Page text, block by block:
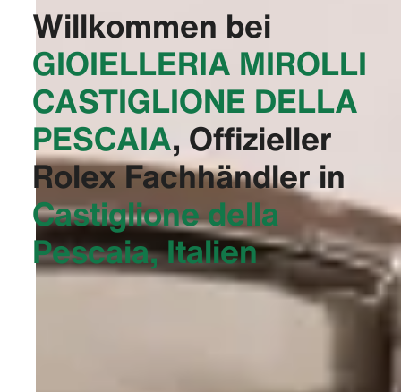
Willkommen bei
‭GIOIELLERIA MIROLLI
CASTIGLIONE DELLA
PESCAIA‬, Offizieller
Rolex Fachhändler in
Castiglione della
Pescaia, Italien